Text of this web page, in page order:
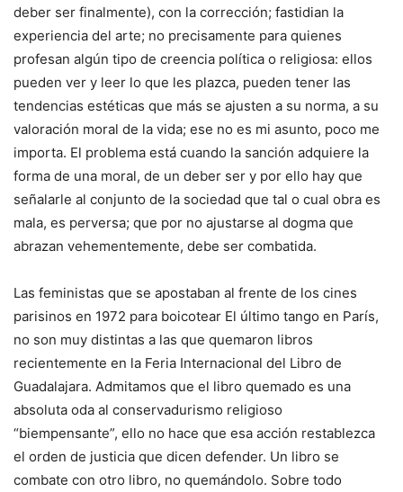
deber ser finalmente), con la corrección; fastidian la
experiencia del arte; no precisamente para quienes
profesan algún tipo de creencia política o religiosa: ellos
pueden ver y leer lo que les plazca, pueden tener las
tendencias estéticas que más se ajusten a su norma, a su
valoración moral de la vida; ese no es mi asunto, poco me
importa. El problema está cuando la sanción adquiere la
forma de una moral, de un deber ser y por ello hay que
señalarle al conjunto de la sociedad que tal o cual obra es
mala, es perversa; que por no ajustarse al dogma que
abrazan vehementemente, debe ser combatida.
Las feministas que se apostaban al frente de los cines
parisinos en 1972 para boicotear El último tango en París,
no son muy distintas a las que quemaron libros
recientemente en la Feria Internacional del Libro de
Guadalajara. Admitamos que el libro quemado es una
absoluta oda al conservadurismo religioso
“biempensante”, ello no hace que esa acción restablezca
el orden de justicia que dicen defender. Un libro se
combate con otro libro, no quemándolo. Sobre todo